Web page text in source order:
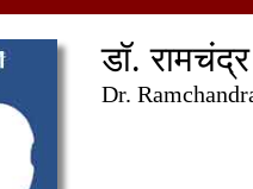
डॉ.
Dr.